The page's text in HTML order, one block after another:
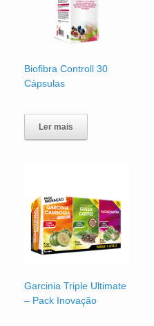
Biofibra Controll 30
Cápsulas
Ler mais
Garcinia Triple Ultimate
– Pack Inovação